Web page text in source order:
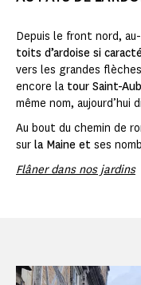
Depuis le front nord,
toits d’ardoise si
vers les grandes
encore la tour Saint-
même nom, aujourd’hui
Au bout du chemin de
sur la Maine et ses
Flâner dans nos jardins